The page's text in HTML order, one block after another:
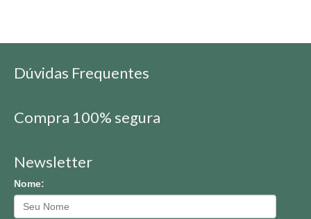
Dúvidas Frequentes
Compra 100% segura
Newsletter
Nome: